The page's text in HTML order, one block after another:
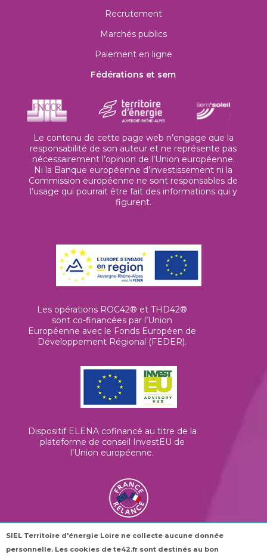
Recrutement
Marchés publics
Paiement en ligne
Fédérations et sem
Le contenu de cette page web n’engage que la
responsabilité de son auteur et ne représente pas
nécessairement l’opinion de l’Union européenne.
Ni la Banque européenne d’investissement ni la
Commission européenne ne sont responsables de
l’usage qui pourrait être fait des informations qui y
figurent.
Les opérations ROC42® et THD42®
sont co-financées par l’Union
Européenne avec le Fonds Européen de
Développement Régional (FEDER).
Dispositif ELENA cofinancé au titre de la
plateforme de conseil InvestEU de
l’Union européenne.
Les horloges connectées ROC42® sont
financées dans le cadre du plan France
SIEL Territoire d'énergie Loire ne collecte aucune donnée
personnelle. Les cookies de te42.fr sont destinés au bon